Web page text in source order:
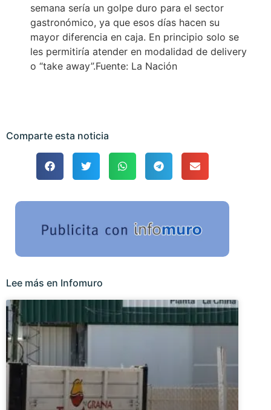
semana sería un golpe duro para el sector
gastronómico, ya que esos días hacen su
mayor diferencia en caja. En principio solo se
les permitiría atender en modalidad de delivery
o “take away”.Fuente: La Nación
Comparte esta noticia
Lee más en Infomuro